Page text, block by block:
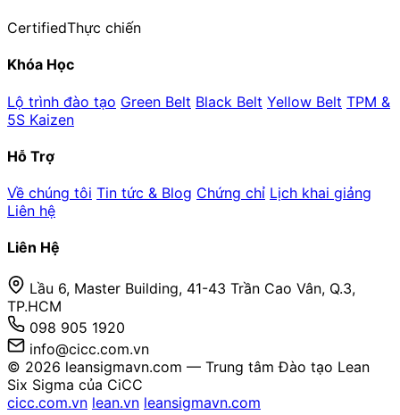
CertifiedThực chiến
Khóa Học
Lộ trình đào tạo Green Belt Black Belt Yellow Belt TPM &
5S Kaizen
Hỗ Trợ
Về chúng tôi Tin tức & Blog Chứng chỉ Lịch khai giảng
Liên hệ
Liên Hệ
Lầu 6, Master Building, 41-43 Trần Cao Vân, Q.3,
TP.HCM
098 905 1920
info@cicc.com.vn
© 2026 leansigmavn.com — Trung tâm Đào tạo Lean
Six Sigma của CiCC
cicc.com.vn lean.vn leansigmavn.com